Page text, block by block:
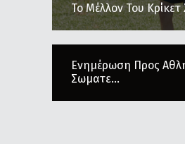
Το Μέλλον Του Κρίκετ
Ενημέρωση Προς
Σωματε...